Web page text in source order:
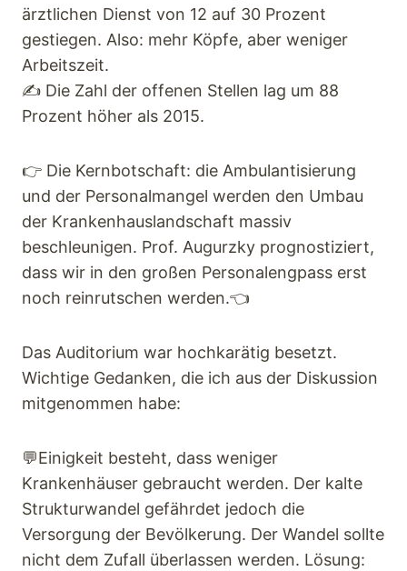
ärztlichen Dienst von 12 auf 30 Prozent
gestiegen. Also: mehr Köpfe, aber weniger
Arbeitszeit.
✍ Die Zahl der offenen Stellen lag um 88
Prozent höher als 2015.
👉 Die Kernbotschaft: die Ambulantisierung
und der Personalmangel werden den Umbau
der Krankenhauslandschaft massiv
beschleunigen. Prof. Augurzky prognostiziert,
dass wir in den großen Personalengpass erst
noch reinrutschen werden.👈
Das Auditorium war hochkarätig besetzt.
Wichtige Gedanken, die ich aus der Diskussion
mitgenommen habe:
💬Einigkeit besteht, dass weniger
Krankenhäuser gebraucht werden. Der kalte
Strukturwandel gefährdet jedoch die
Versorgung der Bevölkerung. Der Wandel sollte
nicht dem Zufall überlassen werden. Lösung: